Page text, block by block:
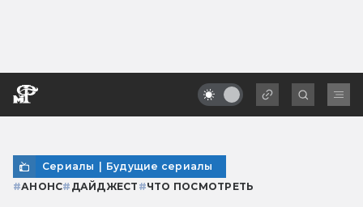
Сериалы | Будущие сериалы
#АНОНС# ДАЙДЖЕСТ #ЧТО ПОСМОТРЕТЬ